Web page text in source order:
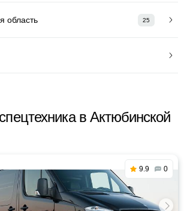
область 25
в Актюбинской
9.9 0